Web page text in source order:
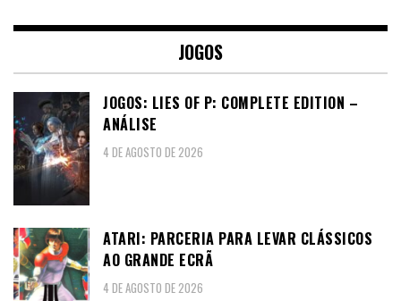
JOGOS
JOGOS: LIES OF P: COMPLETE EDITION –
ANÁLISE
4 DE AGOSTO DE 2026
ATARI: PARCERIA PARA LEVAR CLÁSSICOS
AO GRANDE ECRÃ
4 DE AGOSTO DE 2026